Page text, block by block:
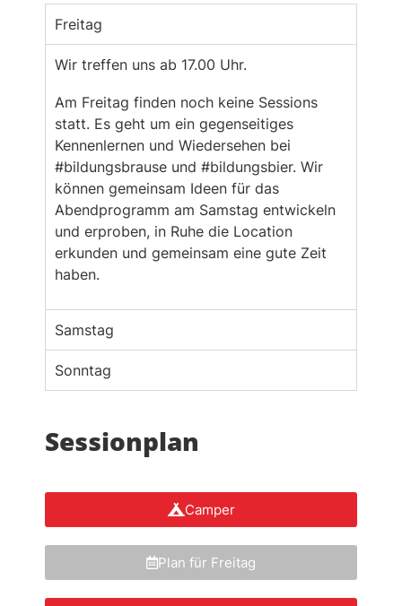
Freitag
Wir treffen uns ab 17.00 Uhr.
Am Freitag finden noch keine Sessions
statt. Es geht um ein gegenseitiges
Kennenlernen und Wiedersehen bei
#bildungsbrause und #bildungsbier. Wir
können gemeinsam Ideen für das
Abendprogramm am Samstag entwickeln
und erproben, in Ruhe die Location
erkunden und gemeinsam eine gute Zeit
haben.
Samstag
Sonntag
Sessionplan
Camper
Plan für Freitag